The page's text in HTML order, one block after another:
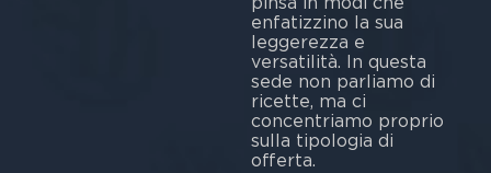
enfatizzino la sua
leggerezza e
versatilità. In questa
sede non parliamo di
ricette, ma ci
concentriamo proprio
sulla tipologia di
offerta.